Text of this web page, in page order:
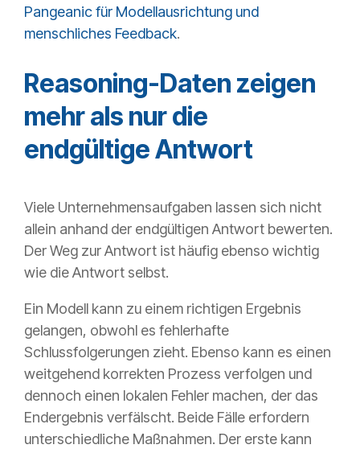
Pangeanic für Modellausrichtung und
menschliches Feedback.
Reasoning-Daten zeigen
mehr als nur die
endgültige Antwort
Viele Unternehmensaufgaben lassen sich nicht
allein anhand der endgültigen Antwort bewerten.
Der Weg zur Antwort ist häufig ebenso wichtig
wie die Antwort selbst.
Ein Modell kann zu einem richtigen Ergebnis
gelangen, obwohl es fehlerhafte
Schlussfolgerungen zieht. Ebenso kann es einen
weitgehend korrekten Prozess verfolgen und
dennoch einen lokalen Fehler machen, der das
Endergebnis verfälscht. Beide Fälle erfordern
unterschiedliche Maßnahmen. Der erste kann